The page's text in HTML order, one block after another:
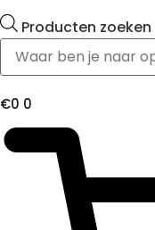
Producten zoeken
€0 0